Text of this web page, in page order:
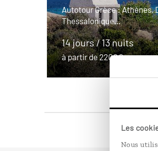
Les
Nous
Autotour Grèce : Athènes,
Thessalonique…
14 jours / 13 nuits
à partir de 2200€